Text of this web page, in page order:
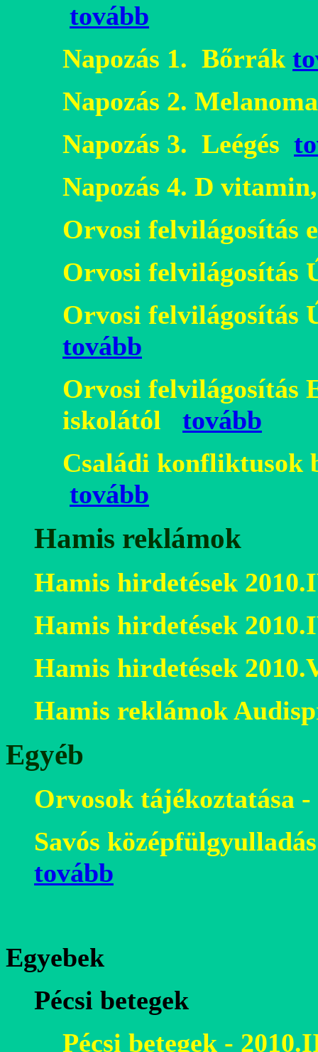
tovább
Napozás 1. Bőrrák
Napozás 2. Melanoma
Napozás 3. Leégés
Napozás 4. D
Orvosi felvilágosítás
Orvosi felvilágosítás
Orvosi felvilágosítás
tovább
Orvosi felvilágosítás
iskolától
tovább
Családi konfliktusok
tovább
Hamis reklámok
Hamis hirdetések
Hamis hirdetések
Hamis hirdetések
Hamis reklámok
Egyéb
Orvosok tájékoztatása
Savós
tovább
Egyebek
Pécsi betegek
Pécsi betegek -